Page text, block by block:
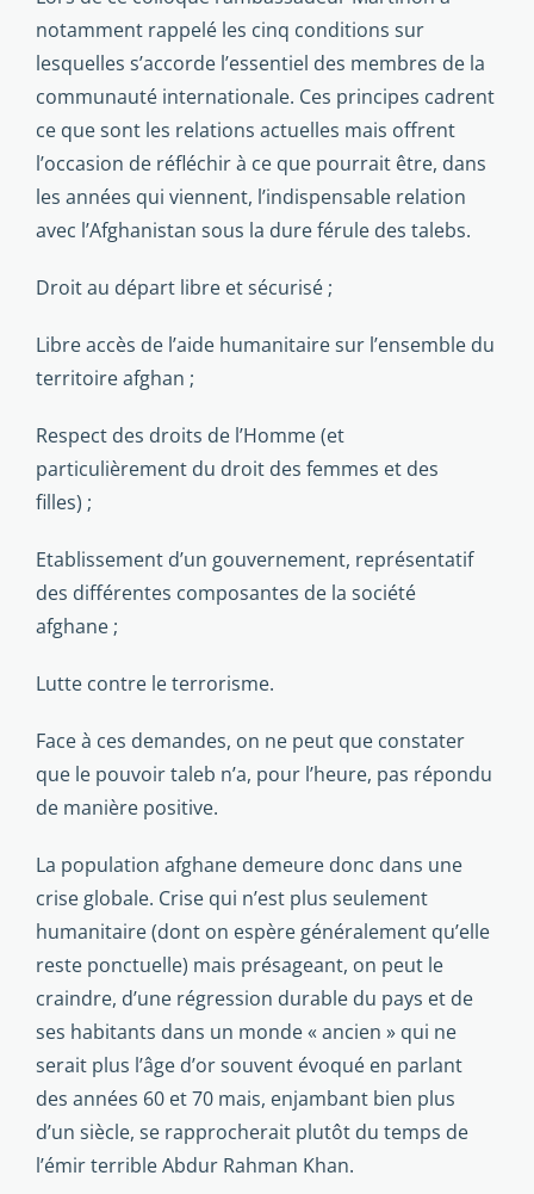
notamment rappelé les cinq conditions sur
lesquelles s’accorde l’essentiel des membres de la
communauté internationale. Ces principes cadrent
ce que sont les relations actuelles mais offrent
l’occasion de réfléchir à ce que pourrait être, dans
les années qui viennent, l’indispensable relation
avec l’Afghanistan sous la dure férule des talebs.
Droit au départ libre et sécurisé ;
Libre accès de l’aide humanitaire sur l’ensemble du
territoire afghan ;
Respect des droits de l’Homme (et
particulièrement du droit des femmes et des
filles) ;
Etablissement d’un gouvernement, représentatif
des différentes composantes de la société
afghane ;
Lutte contre le terrorisme.
Face à ces demandes, on ne peut que constater
que le pouvoir taleb n’a, pour l’heure, pas répondu
de manière positive.
La population afghane demeure donc dans une
crise globale. Crise qui n’est plus seulement
humanitaire (dont on espère généralement qu’elle
reste ponctuelle) mais présageant, on peut le
craindre, d’une régression durable du pays et de
ses habitants dans un monde « ancien » qui ne
serait plus l’âge d’or souvent évoqué en parlant
des années 60 et 70 mais, enjambant bien plus
d’un siècle, se rapprocherait plutôt du temps de
l’émir terrible Abdur Rahman Khan.